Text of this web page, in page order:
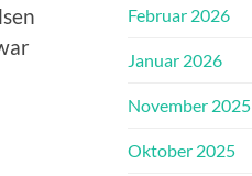
Februar 2026
Januar 2026
November 2025
Oktober 2025